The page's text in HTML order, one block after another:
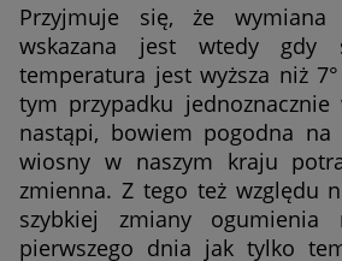
Przyjmuje się, że
wskazana jest wtedy gdy
temperatura jest wyższa niż
tym przypadku jednoznacznie
nastąpi, bowiem pogodna na
wiosny w naszym kraju
zmienna. Z tego też względu
szybkiej zmiany
pierwszego dnia jak tylko